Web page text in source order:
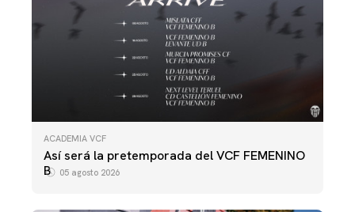
ACADEMIA VCF
Así será la pretemporada del VCF FEMENINO
B
05 agosto 2026